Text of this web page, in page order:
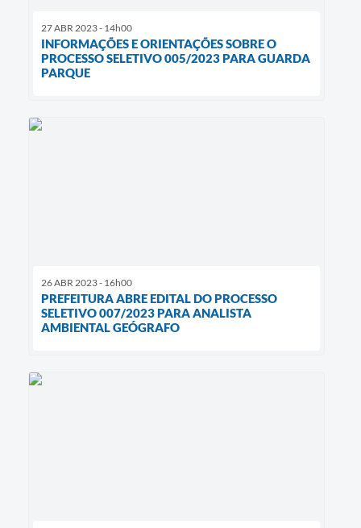
27 ABR 2023 - 14h00
INFORMAÇÕES E ORIENTAÇÕES SOBRE O
PROCESSO SELETIVO 005/2023 PARA GUARDA
PARQUE
26 ABR 2023 - 16h00
PREFEITURA ABRE EDITAL DO PROCESSO
SELETIVO 007/2023 PARA ANALISTA
AMBIENTAL GEÓGRAFO